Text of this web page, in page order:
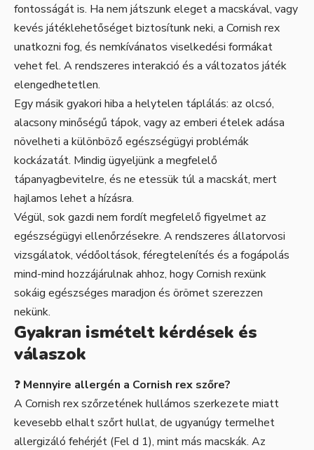
fontosságát is. Ha nem játszunk eleget a macskával, vagy
kevés játéklehetőséget biztosítunk neki, a Cornish rex
unatkozni fog, és nemkívánatos viselkedési formákat
vehet fel. A rendszeres interakció és a változatos játék
elengedhetetlen.
Egy másik gyakori hiba a helytelen táplálás: az olcsó,
alacsony minőségű tápok, vagy az emberi ételek adása
növelheti a különböző egészségügyi problémák
kockázatát. Mindig ügyeljünk a megfelelő
tápanyagbevitelre, és ne etessük túl a macskát, mert
hajlamos lehet a hízásra.
Végül, sok gazdi nem fordít megfelelő figyelmet az
egészségügyi ellenőrzésekre. A rendszeres állatorvosi
vizsgálatok, védőoltások, féregtelenítés és a fogápolás
mind-mind hozzájárulnak ahhoz, hogy Cornish rexünk
sokáig egészséges maradjon és örömet szerezzen
nekünk.
Gyakran ismételt kérdések és
válaszok
❓ Mennyire allergén a Cornish rex szőre?
A Cornish rex szőrzetének hullámos szerkezete miatt
kevesebb elhalt szőrt hullat, de ugyanúgy termelhet
allergizáló fehérjét (Fel d 1), mint más macskák. Az